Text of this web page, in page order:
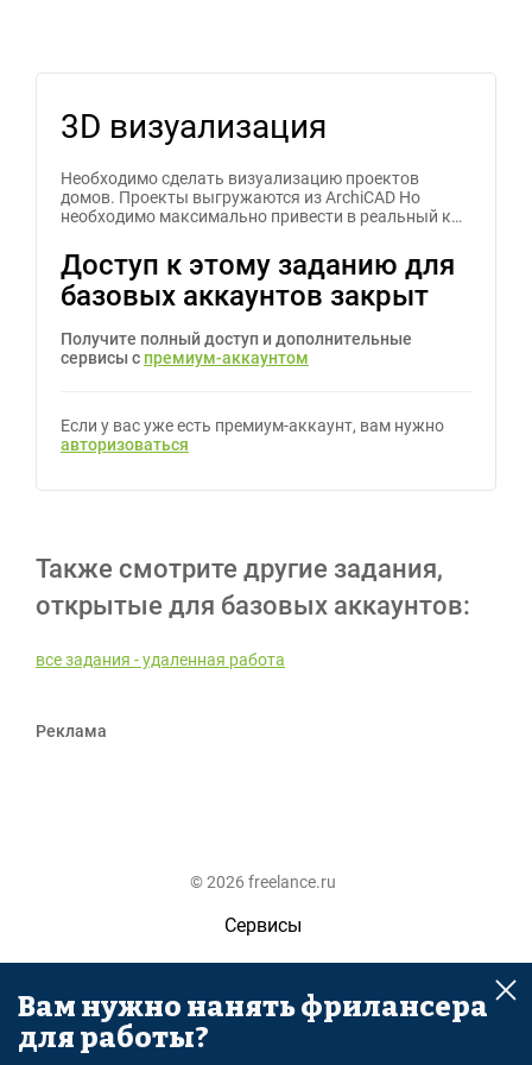
3D визуализация
Необходимо сделать визуализацию проектов
домов. Проекты выгружаются из ArchiCAD Но
необходимо максимально привести в реальный к…
Доступ к этому заданию для
базовых аккаунтов закрыт
Получите полный доступ и дополнительные
сервисы с премиум-аккаунтом
Если у вас уже есть премиум-аккаунт, вам нужно
авторизоваться
Также смотрите другие задания,
открытые для базовых аккаунтов:
все задания - удаленная работа
Реклама
© 2026 freelance.ru
Сервисы
Помощь
Поиск
Вам нужно нанять фрилансера
для работы?